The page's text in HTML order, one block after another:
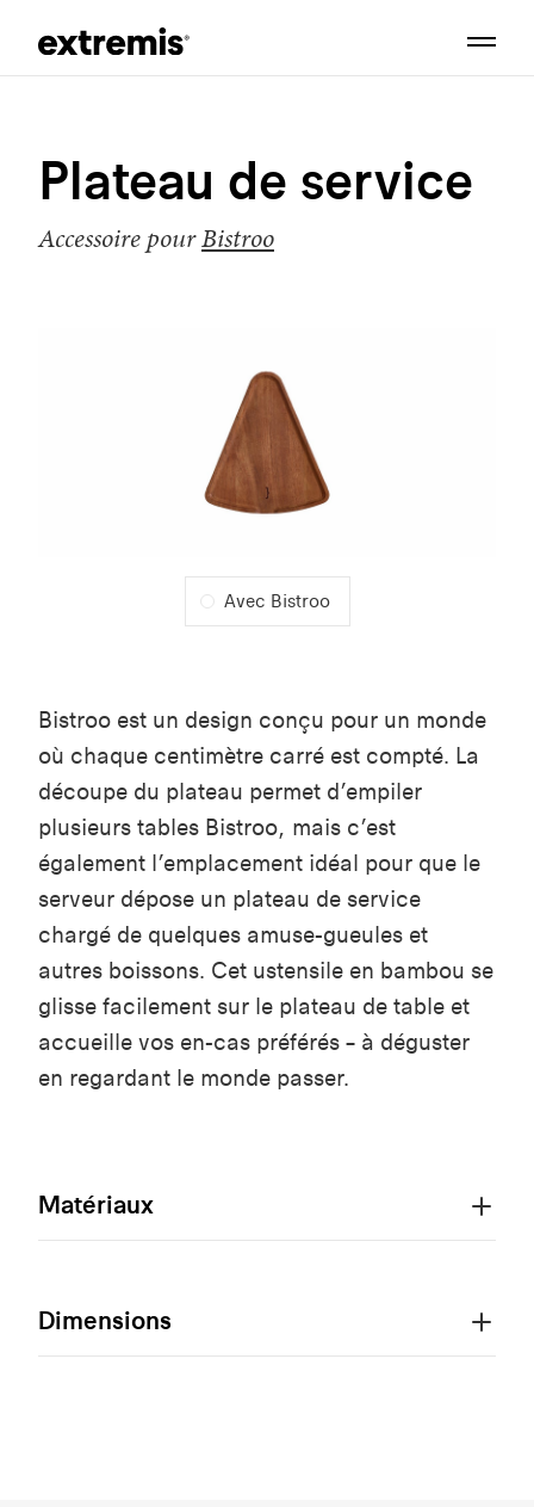
Plateau de service
Accessoire pourBistroo
Avec Bistroo
Bistroo est un design conçu pour un monde
où chaque centimètre carré est compté. La
découpe du plateau permet d’empiler
plusieurs tables Bistroo, mais c’est
également l’emplacement idéal pour que le
serveur dépose un plateau de service
chargé de quelques amuse-gueules et
autres boissons. Cet ustensile en bambou se
glisse facilement sur le plateau de table et
accueille vos en-cas préférés – à déguster
en regardant le monde passer.
Matériaux
Dimensions